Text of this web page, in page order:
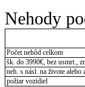
Nehody
Počet nehôd celkom
šk. do 3990€, bez usmrt.,
neh. s násl. na živote alebo
požiar vozidiel